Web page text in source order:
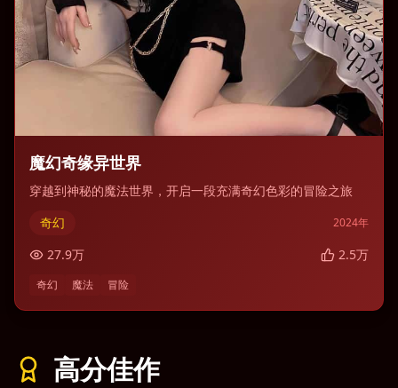
魔幻奇缘异世界
穿越到神秘的魔法世界，开启一段充满奇幻色彩的冒险之旅
奇幻
2024年
27.9万 2.5万
奇幻 魔法 冒险
高分佳作